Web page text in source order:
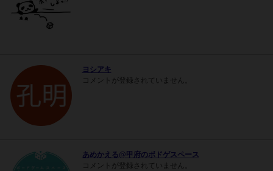
ヨシアキ
コメントが登録されていません。
あめかえる@甲府のボドゲスペース
コメントが登録されていません。